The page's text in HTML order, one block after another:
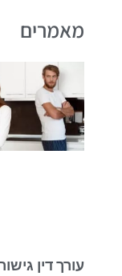
מאמרים
עורך דין